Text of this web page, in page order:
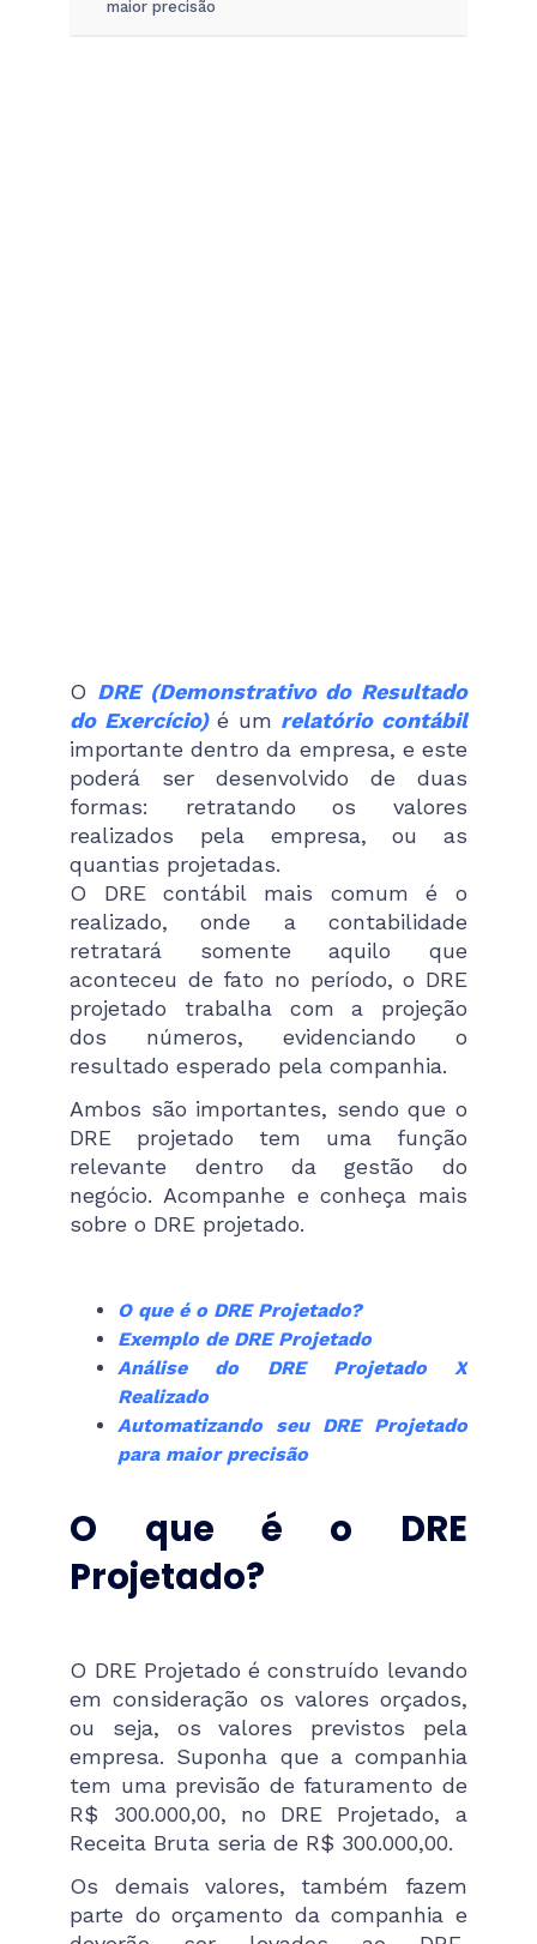
maior precisão
O DRE (Demonstrativo do Resultado
do Exercício)é um relatório contábil
importante dentro da empresa, e este
poderá ser desenvolvido de duas
formas: retratando os valores
realizados pela empresa, ou as
quantias projetadas.
O DRE contábil mais comum é o
realizado, onde a contabilidade
retratará somente aquilo que
aconteceu de fato no período, o DRE
projetado trabalha com a projeção
dos números, evidenciando o
resultado esperado pela companhia.
Ambos são importantes, sendo que o
DRE projetado tem uma função
relevante dentro da gestão do
negócio. Acompanhe e conheça mais
sobre o DRE projetado.
O que é o DRE Projetado?
Exemplo de DRE Projetado
Análise do DRE Projetado X
Realizado
Automatizando seu DRE Projetado
para maior precisão
O que é o DRE
Projetado?
O DRE Projetado é construído levando
em consideração os valores orçados,
ou seja, os valores previstos pela
empresa. Suponha que a companhia
tem uma previsão de faturamento de
R$ 300.000,00, no DRE Projetado, a
Receita Bruta seria de R$ 300.000,00.
Os demais valores, também fazem
parte do orçamento da companhia e